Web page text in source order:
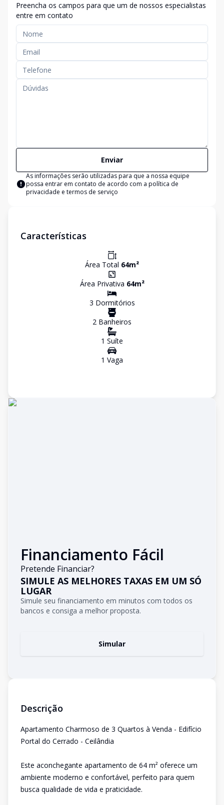
Preencha os campos para que um de nossos especialistas
entre em contato
Enviar
As informações serão utilizadas para que a nossa equipe
possa entrar em contato de acordo com a política de
privacidade e termos de serviço
Características
Área Total 64m²
Área Privativa 64m²
3 Dormitórios
2 Banheiros
1 Suíte
1 Vaga
Financiamento Fácil
Pretende Financiar?
SIMULE AS MELHORES TAXAS EM UM SÓ
LUGAR
Simule seu financiamento em minutos com todos os
bancos e consiga a melhor proposta.
Simular
Descrição
Apartamento Charmoso de 3 Quartos à Venda - Edifício
Portal do Cerrado - Ceilândia
Este aconchegante apartamento de 64 m² oferece um
ambiente moderno e confortável, perfeito para quem
busca qualidade de vida e praticidade.